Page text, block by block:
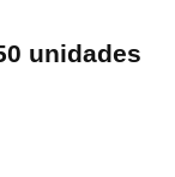
unidades